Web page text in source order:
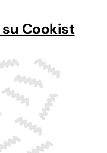
Cookist